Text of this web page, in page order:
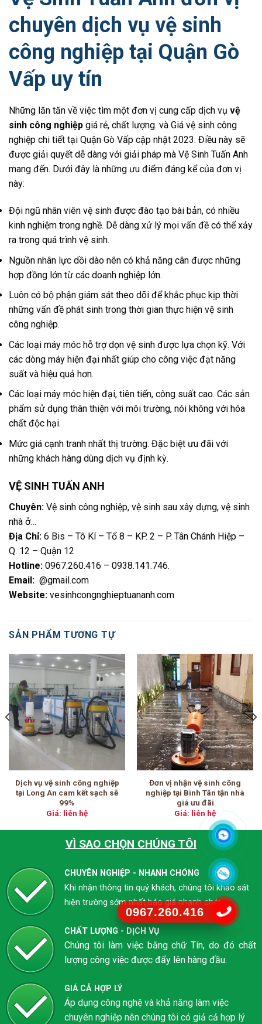
0967.260.416
chuyên dịch vụ vệ sinh
công nghiệp tại Quận Gò
Vấp uy tín
Những lăn tăn về việc tìm một đơn vị cung cấp dịch vụ vệ
sinh công nghiệp giá rẻ, chất lượng. và Giá vệ sinh công
nghiệp chi tiết tại Quận Gò Vấp cập nhật 2023. Điều này sẽ
được giải quyết dễ dàng với giải pháp mà Vệ Sinh Tuấn Anh
mang đến. Dưới đây là những ưu điểm đáng kể của đơn vị
này:
Đội ngũ nhân viên vệ sinh được đào tạo bài bản, có nhiều
kinh nghiệm trong nghề. Dễ dàng xử lý mọi vấn đề có thể xảy
ra trong quá trình vệ sinh.
Nguồn nhân lực dồi dào nên có khả năng cân được những
hợp đồng lớn từ các doanh nghiệp lớn.
Luôn có bộ phận giám sát theo dõi để khắc phục kịp thời
những vấn đề phát sinh trong thời gian thực hiện vệ sinh
công nghiệp.
Các loại máy móc hỗ trợ dọn vệ sinh được lựa chọn kỹ. Với
các dòng máy hiện đại nhất giúp cho công việc đạt năng
suất và hiệu quả hơn.
Các loại máy móc hiện đại, tiên tiến, công suất cao. Các sản
phẩm sử dụng thân thiện với môi trường, nói không với hóa
chất độc hại.
Mức giá cạnh tranh nhất thị trường. Đặc biệt ưu đãi với
những khách hàng dùng dịch vụ định kỳ.
VỆ SINH TUẤN ANH
Chuyên: Vệ sinh công nghiệp, vệ sinh sau xây dựng, vệ sinh
nhà ở…
Địa Chỉ: 6 Bis – Tô Kí – Tổ 8 – KP. 2 – P. Tân Chánh Hiệp –
Q. 12 – Quận 12
Hotline: 0967.260.416 – 0938.141.746.
Email: @gmail.com
Website: vesinhcongnghieptuananh.com
SẢN PHẨM TƯƠNG TỰ
Dịch vụ vệ sinh công nghiệp
tại Long An cam kết sạch sẽ
99%
Giá: liên hệ
Đơn vị nhận vệ sinh công
nghiệp tại Bình Tân tận nhà
giá ưu đãi
Giá: liên hệ
VÌ SAO CHỌN CHÚNG TÔI
CHUYÊN NGHIỆP - NHANH CHÓNG
Khi nhận thông tin quý khách, chúng tôi khảo sát
hiện trường sớm nhất báo giá nhanh chóng
CHẤT LƯỢNG - DỊCH VỤ
Chúng tôi làm việc bằng chữ Tín, do đó chất
lượng công việc được đẩy lên hàng đầu.
GIÁ CẢ HỢP LÝ
Áp dụng công nghệ và khả năng làm việc
chuyên nghiệp nên chúng tôi có giả cả hợp lý